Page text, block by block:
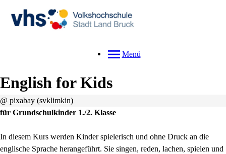
Menü
English for Kids
@ pixabay (svklimkin)
für Grundschulkinder 1./2. Klasse
In diesem Kurs werden Kinder spielerisch und ohne Druck an die
englische Sprache herangeführt. Sie singen, reden, lachen, spielen und